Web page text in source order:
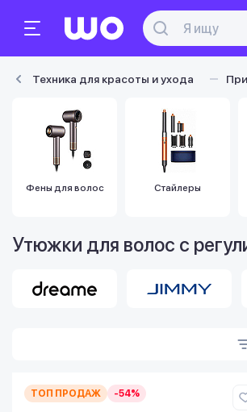
Техника для красоты и ухода
Фены для волос Стайлеры
Утюжки для волос с
ТОП ПРОДАЖ -54%